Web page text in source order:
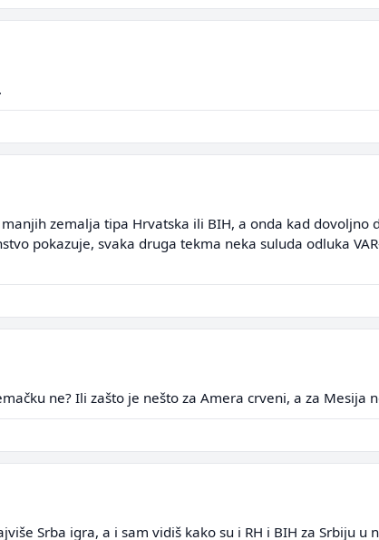
zemalja tipa Hrvatska ili BIH, a onda kad dovoljno
pokazuje, svaka druga tekma neka suluda odluka
ne? Ili zašto je nešto za Amera crveni, a za Mesija
Srba igra, a i sam vidiš kako su i RH i BIH za Srbiju u